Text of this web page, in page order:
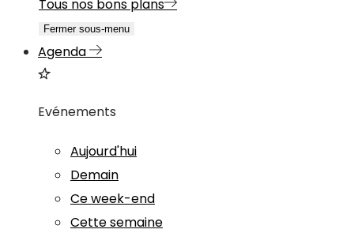
Tous nos bons plans
Fermer sous-menu
Agenda
Evénements
Aujourd'hui
Demain
Ce week-end
Cette semaine